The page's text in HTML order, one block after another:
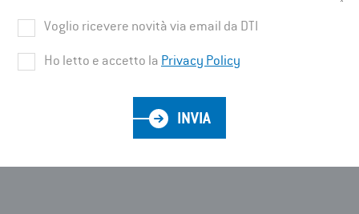
Voglio ricevere novità via email da DTI
Ho letto e accetto la Privacy Policy
INVIA